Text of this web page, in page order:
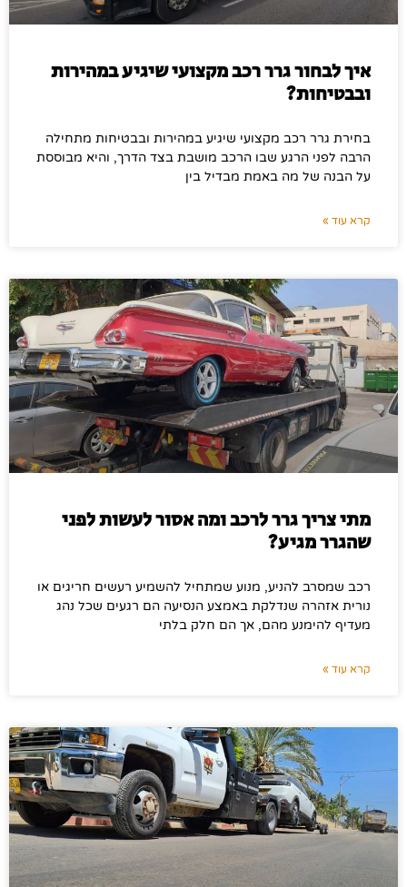
איך לבחור גרר רכב מקצועי שיגיע במהירות
ובבטיחות?
בחירת גרר רכב מקצועי שיגיע במהירות ובבטיחות מתחילה
הרבה לפני הרגע שבו הרכב מושבת בצד הדרך, והיא מבוססת
על הבנה של מה באמת מבדיל בין
קרא עוד »
מתי צריך גרר לרכב ומה אסור לעשות לפני
שהגרר מגיע?
רכב שמסרב להניע, מנוע שמתחיל להשמיע רעשים חריגים או
נורית אזהרה שנדלקת באמצע הנסיעה הם רגעים שכל נהג
מעדיף להימנע מהם, אך הם חלק בלתי
קרא עוד »